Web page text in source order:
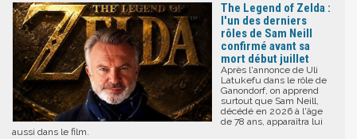
The Legend of Zelda :
l'un des derniers
rôles de Sam Neill
confirmé avant sa
mort début juillet
Après l'annonce de Uli
Latukefu dans le rôle de
Ganondorf, on apprend
surtout que Sam Neill,
décédé en 2026 à l'âge
de 78 ans, apparaîtra lui
aussi dans le film.